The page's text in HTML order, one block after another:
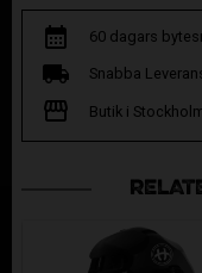
60 dagars
Snabba
Butik i